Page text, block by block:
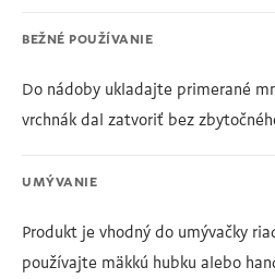
BEŽNÉ POUŽÍVANIE
Do nádoby ukladajte primerané
vrchnák dal zatvoriť bez
UMÝVANIE
Produkt je vhodný do umývačky
používajte mäkkú hubku alebo